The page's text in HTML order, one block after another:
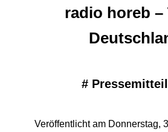
radio horeb –
#
Veröffentlicht am Donnerstag,